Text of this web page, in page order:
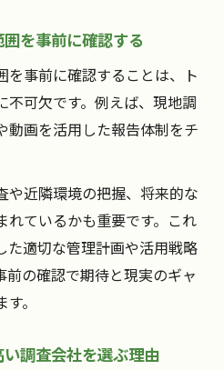
に求められるスキルと資
活躍するためのポイント
つながる調査とは
な調査内容と手順を解説
活用提案力が活きる場面
ら活用戦略を立てる方法
活性化につながる事例紹
スを活用した事業化の流
を事前に確認する
を事前に確認することは、ト
不可欠です。例えば、現地調
動画を活用した報告体制をチ
や近隣環境の把握、将来的な
れているかも重要です。これ
た適切な管理計画や活用戦略
前の確認で期待と現実のギャ
。
調査会社を選ぶ理由